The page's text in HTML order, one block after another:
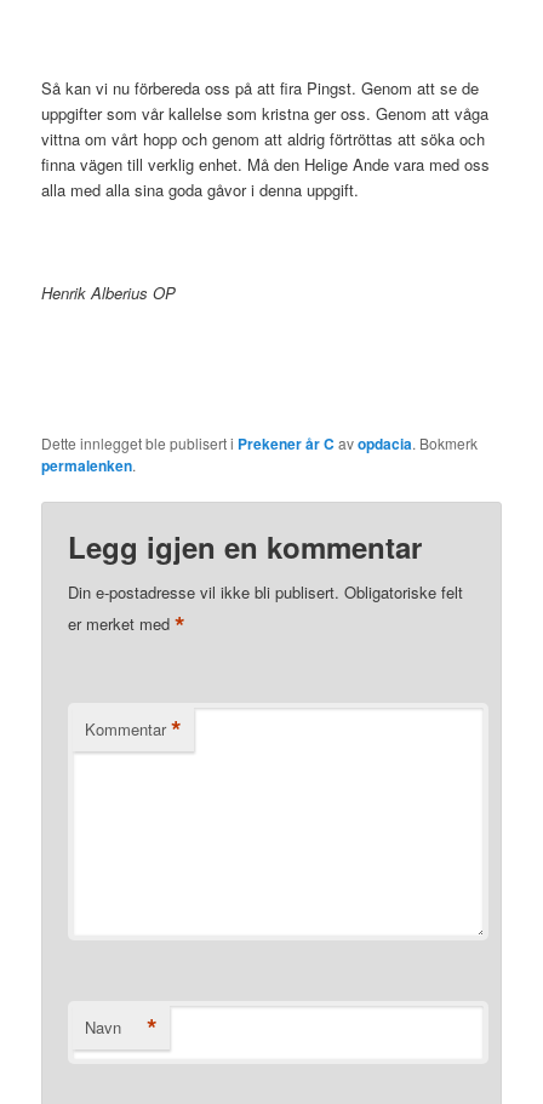
Så kan vi nu förbereda oss på att fira Pingst. Genom att se de
uppgifter som vår kallelse som kristna ger oss. Genom att våga
vittna om vårt hopp och genom att aldrig förtröttas att söka och
finna vägen till verklig enhet. Må den Helige Ande vara med oss
alla med alla sina goda gåvor i denna uppgift.
Henrik Alberius OP
Dette innlegget ble publisert i Prekener år C avopdacia. Bokmerk
permalenken.
Legg igjen en kommentar
Din e-postadresse vil ikke bli publisert. Obligatoriske felt
er merket med*
Kommentar *
Navn *